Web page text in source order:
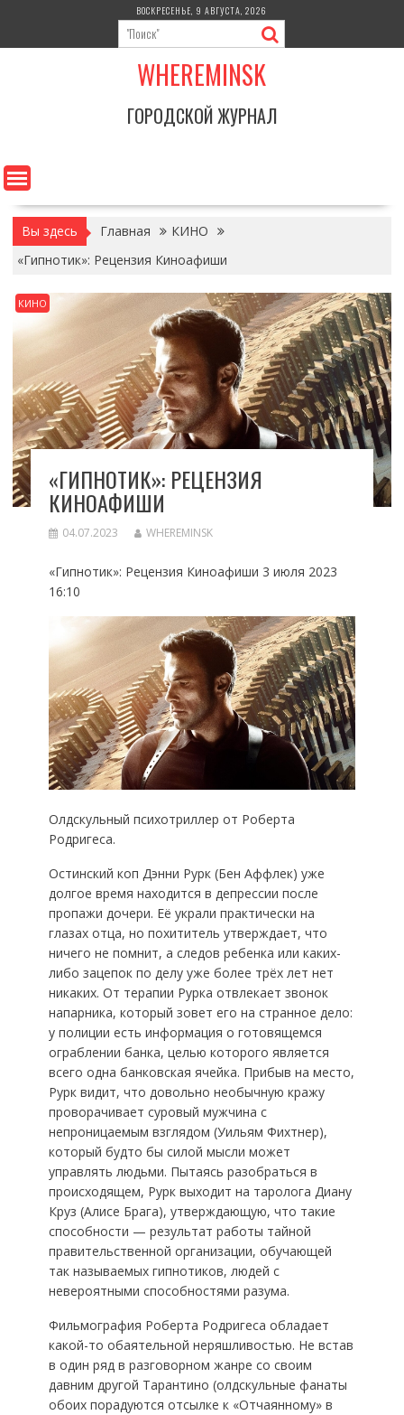
содержимому
ВОСКРЕСЕНЬЕ, 9 АВГУСТА, 2026
WHEREMINSK
ГОРОДСКОЙ ЖУРНАЛ
Вы здесь Главная
КИНО
«Гипнотик»: Рецензия Киноафиши
КИНО
«ГИПНОТИК»: РЕЦЕНЗИЯ
КИНОАФИШИ
04.07.2023 WHEREMINSK
«Гипнотик»: Рецензия Киноафиши 3 июля 2023
16:10
Олдскульный психотриллер от Роберта
Родригеса.
Остинский коп Дэнни Рурк (Бен Аффлек) уже
долгое время находится в депрессии после
пропажи дочери. Её украли практически на
глазах отца, но похититель утверждает, что
ничего не помнит, а следов ребенка или каких-
либо зацепок по делу уже более трёх лет нет
никаких. От терапии Рурка отвлекает звонок
напарника, который зовет его на странное дело:
у полиции есть информация о готовящемся
ограблении банка, целью которого является
всего одна банковская ячейка. Прибыв на место,
Рурк видит, что довольно необычную кражу
проворачивает суровый мужчина с
непроницаемым взглядом (Уильям Фихтнер),
который будто бы силой мысли может
управлять людьми. Пытаясь разобраться в
происходящем, Рурк выходит на таролога Диану
Круз (Алисе Брага), утверждающую, что такие
способности — результат работы тайной
правительственной организации, обучающей
так называемых гипнотиков, людей с
невероятными способностями разума.
Фильмография Роберта Родригеса обладает
какой-то обаятельной неряшливостью. Не встав
в один ряд в разговорном жанре со своим
давним другой Тарантино (олдскульные фанаты
обоих порадуются отсылке к «Отчаянному» в